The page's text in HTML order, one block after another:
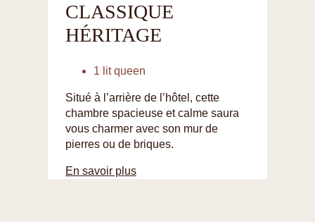
CLASSIQUE
HÉRITAGE
1 lit queen
Situé à l’arrière de l’hôtel, cette
chambre spacieuse et calme saura
vous charmer avec son mur de
pierres ou de briques.
En savoir plus